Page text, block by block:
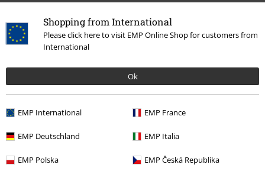
Shopping from International
Please click here to visit EMP Online Shop for customers from
International
Ok
EMP International EMP France
EMP Deutschland EMP Italia
EMP Polska EMP Česká Republika